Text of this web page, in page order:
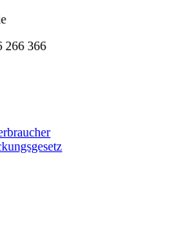
266 366